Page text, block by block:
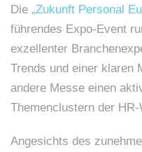
Die „Zukunft Personal
führendes Expo-Event
exzellenter
Trends und einer klaren
andere Messe einen
Themenclustern der HR-
Angesichts des